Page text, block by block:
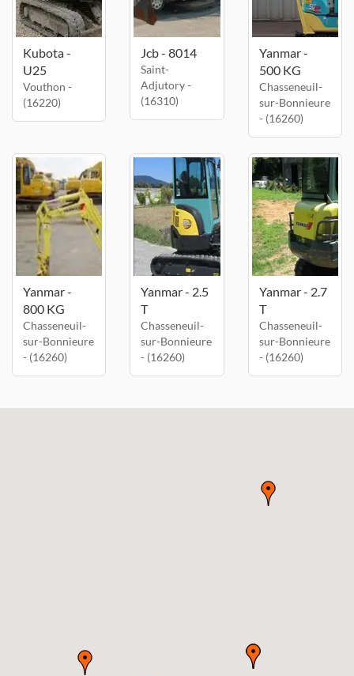
Kubota -
U25
Vouthon -
(16220)
Jcb - 8014
Saint-
Adjutory -
(16310)
Yanmar -
500 KG
Chasseneuil-
sur-Bonnieure
- (16260)
Yanmar -
800 KG
Chasseneuil-
sur-Bonnieure
- (16260)
Yanmar - 2.5
T
Chasseneuil-
sur-Bonnieure
- (16260)
Yanmar - 2.7
T
Chasseneuil-
sur-Bonnieure
- (16260)